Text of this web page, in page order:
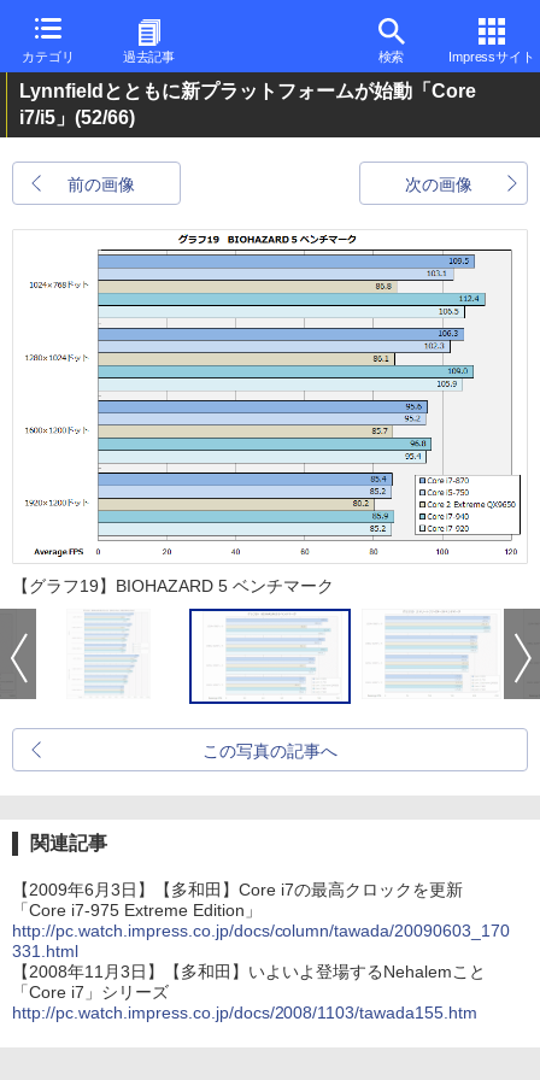
カテゴリ 過去記事 検索 Impressサイト
Lynnfieldとともに新プラットフォームが始動「Core
i7/i5」 (52/66)
前の画像 次の画像
【グラフ19】BIOHAZARD 5 ベンチマーク
この写真の記事へ
関連記事
【2009年6月3日】【多和田】Core i7の最高クロックを更新
「Core i7-975 Extreme Edition」
http://pc.watch.impress.co.jp/docs/column/tawada/20090603_170
331.html
【2008年11月3日】【多和田】いよいよ登場するNehalemこと
「Core i7」シリーズ
http://pc.watch.impress.co.jp/docs/2008/1103/tawada155.htm